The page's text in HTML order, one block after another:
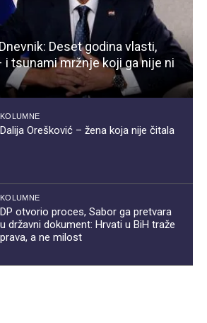
Deset godina vlasti,
i tsunami mržnje koji ga nije ni
KOLUMNE
Dalija Orešković – žena koja nije čitala
KOLUMNE
DP otvorio proces, Sabor ga pretvara
u državni dokument: Hrvati u BiH traže
prava, a ne milost